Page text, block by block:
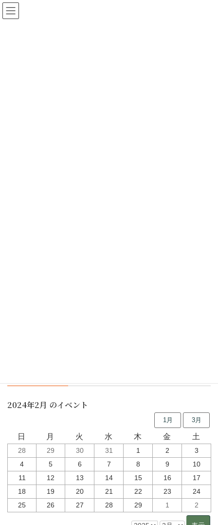
2024年2月 のイベント
1月 3月
日 月 火 水 木 金 土
28 29 30 31 1 2
3
4
5 6 7 8 9
10
11
12 13 14 15 16
17
18
19 20 21 22 23
24
25
26 27 28 29 1 2